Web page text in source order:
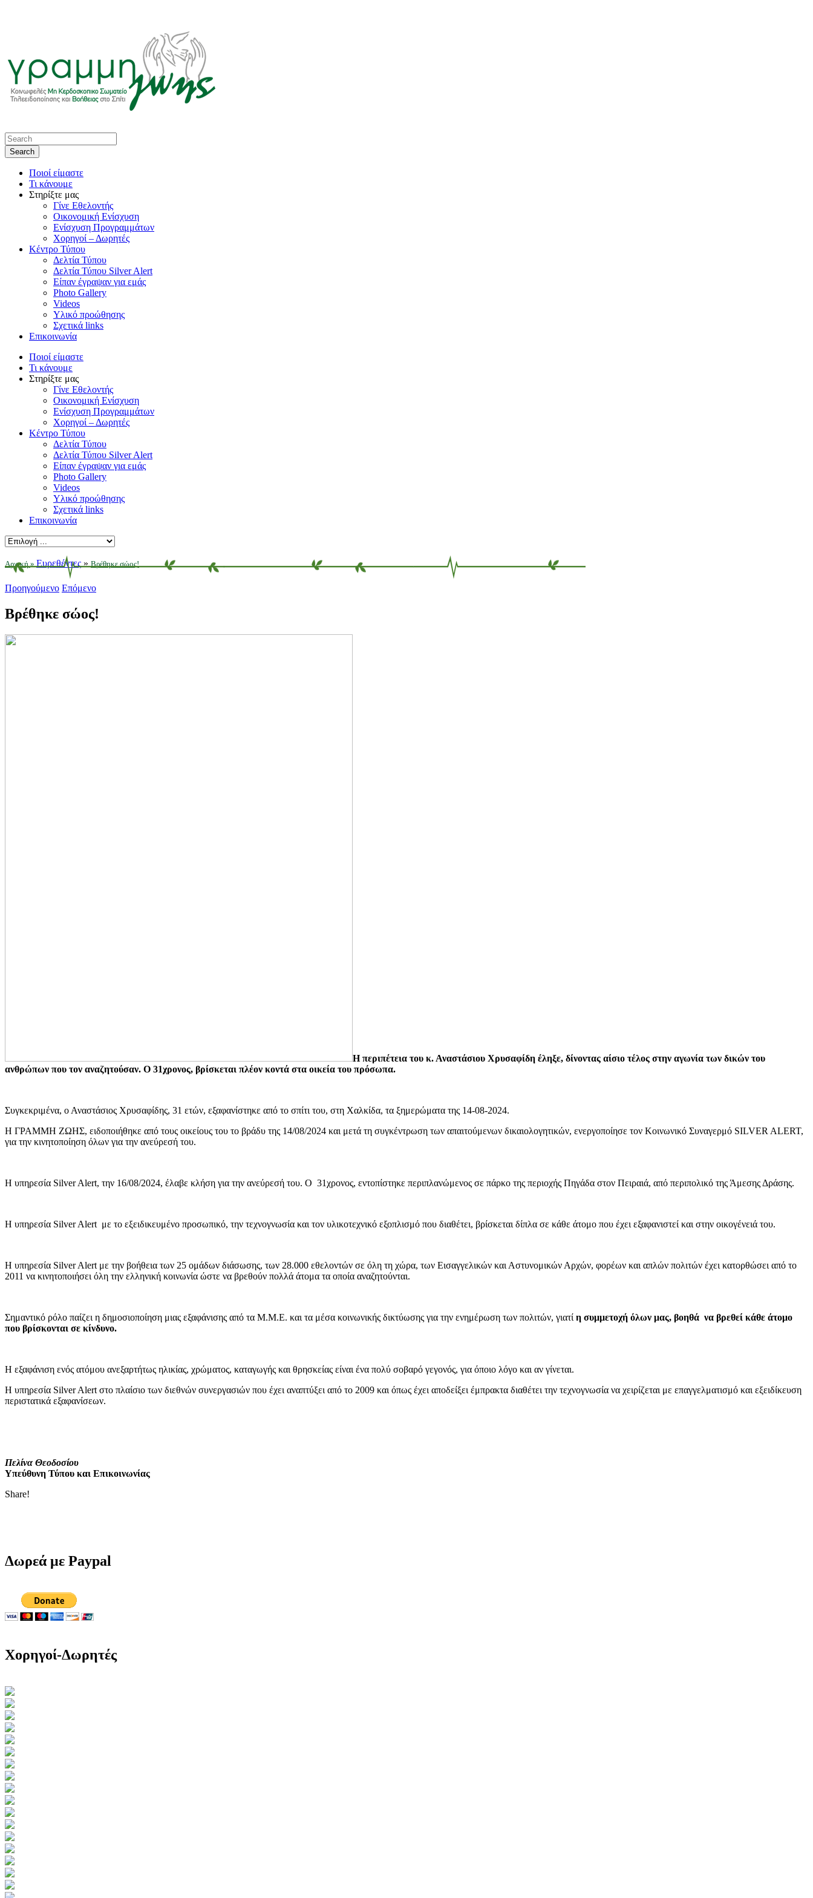
Ποιοί είμαστε
Τι κάνουμε
Στηρίξτε μας
Γίνε Εθελοντής
Οικονομική Ενίσχυση
Ενίσχυση Προγραμμάτων
Χορηγοί – Δωρητές
Κέντρο Τύπου
Δελτία Τύπου
Δελτία Τύπου Silver Alert
Είπαν έγραψαν για εμάς
Photo Gallery
Videos
Υλικό προώθησης
Σχετικά links
Επικοινωνία
Ποιοί είμαστε
Τι κάνουμε
Στηρίξτε μας
Γίνε Εθελοντής
Οικονομική Ενίσχυση
Ενίσχυση Προγραμμάτων
Χορηγοί – Δωρητές
Κέντρο Τύπου
Δελτία Τύπου
Δελτία Τύπου Silver Alert
Είπαν έγραψαν για εμάς
Photo Gallery
Videos
Υλικό προώθησης
Σχετικά links
Επικοινωνία
Αρχική » Ευρεθέντες » Βρέθηκε σώος!
Προηγούμενο Επόμενο
Βρέθηκε σώος!
Η περιπέτεια του κ. Αναστάσιου Χρυσαφίδη έληξε, δίνοντας αίσιο τέλος στην αγωνία των δικών του
ανθρώπων που τον αναζητούσαν. Ο 31χρονος, βρίσκεται πλέον κοντά στα οικεία του πρόσωπα.
Συγκεκριμένα, ο Αναστάσιος Χρυσαφίδης, 31 ετών, εξαφανίστηκε από το σπίτι του, στη Χαλκίδα, τα ξημερώματα της 14-08-2024.
Η ΓΡΑΜΜΗ ΖΩΗΣ, ειδοποιήθηκε από τους οικείους του το βράδυ της 14/08/2024 και μετά τη συγκέντρωση των απαιτούμενων δικαιολογητικών, ενεργοποίησε τον Κοινωνικό Συναγερμό SILVER ALERT,
για την κινητοποίηση όλων για την ανεύρεσή του.
Η υπηρεσία Silver Alert, την 16/08/2024, έλαβε κλήση για την ανεύρεσή του. Ο 31χρονος, εντοπίστηκε περιπλανώμενος σε πάρκο της περιοχής Πηγάδα στον Πειραιά, από περιπολικό της Άμεσης Δράσης.
Η υπηρεσία Silver Alert με το εξειδικευμένο προσωπικό, την τεχνογνωσία και τον υλικοτεχνικό εξοπλισμό που διαθέτει, βρίσκεται δίπλα σε κάθε άτομο που έχει εξαφανιστεί και στην οικογένειά του.
Η υπηρεσία Silver Alert με την βοήθεια των 25 ομάδων διάσωσης, των 28.000 εθελοντών σε όλη τη χώρα, των Εισαγγελικών και Αστυνομικών Αρχών, φορέων και απλών πολιτών έχει κατορθώσει από το
2011 να κινητοποιήσει όλη την ελληνική κοινωνία ώστε να βρεθούν πολλά άτομα τα οποία αναζητούνται.
Σημαντικό ρόλο παίζει η δημοσιοποίηση μιας εξαφάνισης από τα Μ.Μ.Ε. και τα μέσα κοινωνικής δικτύωσης για την ενημέρωση των πολιτών, γιατί η συμμετοχή όλων μας, βοηθά να βρεθεί κάθε άτομο
που βρίσκονται σε κίνδυνο.
Η εξαφάνιση ενός ατόμου ανεξαρτήτως ηλικίας, χρώματος, καταγωγής και θρησκείας είναι ένα πολύ σοβαρό γεγονός, για όποιο λόγο και αν γίνεται.
Η υπηρεσία Silver Alert στο πλαίσιο των διεθνών συνεργασιών που έχει αναπτύξει από το 2009 και όπως έχει αποδείξει έμπρακτα διαθέτει την τεχνογνωσία να χειρίζεται με επαγγελματισμό και εξειδίκευση
περιστατικά εξαφανίσεων.
Πελίνα Θεοδοσίου
Υπεύθυνη Τύπου και Επικοινωνίας
Share!
Δωρεά με Paypal
Χορηγοί-Δωρητές